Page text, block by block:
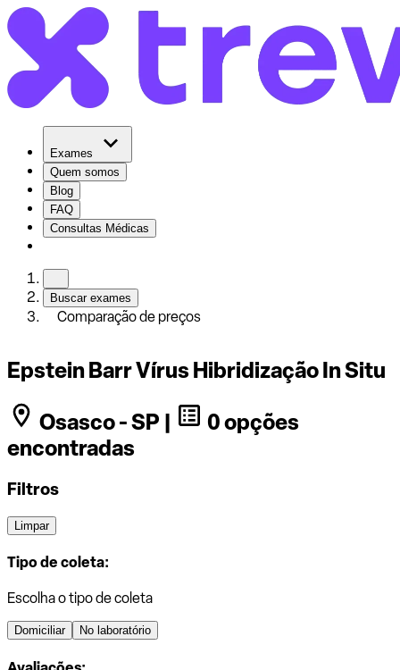
Exames
Quem somos
Blog
FAQ
Consultas Médicas
Buscar exames
Comparação de preços
Epstein Barr Vírus Hibridização In Situ
Osasco - SP |
0 opções
encontradas
Filtros
Limpar
Tipo de coleta:
Escolha o tipo de coleta
Domiciliar No laboratório